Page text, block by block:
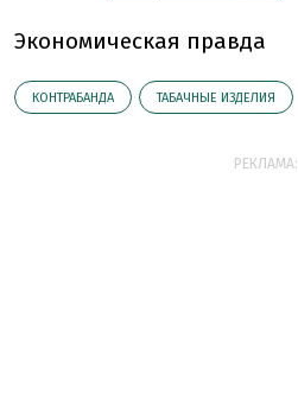
Экономическая правда
КОНТРАБАНДА ТАБАЧНЫЕ ИЗДЕЛИЯ
РЕКЛАМА: